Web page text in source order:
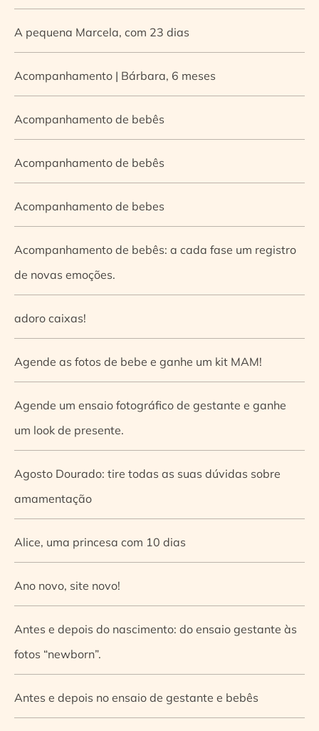
A pequena Marcela, com 23 dias
Acompanhamento | Bárbara, 6 meses
Acompanhamento de bebês
Acompanhamento de bebês
Acompanhamento de bebes
Acompanhamento de bebês: a cada fase um registro
de novas emoções.
adoro caixas!
Agende as fotos de bebe e ganhe um kit MAM!
Agende um ensaio fotográfico de gestante e ganhe
um look de presente.
Agosto Dourado: tire todas as suas dúvidas sobre
amamentação
Alice, uma princesa com 10 dias
Ano novo, site novo!
Antes e depois do nascimento: do ensaio gestante às
fotos “newborn”.
Antes e depois no ensaio de gestante e bebês